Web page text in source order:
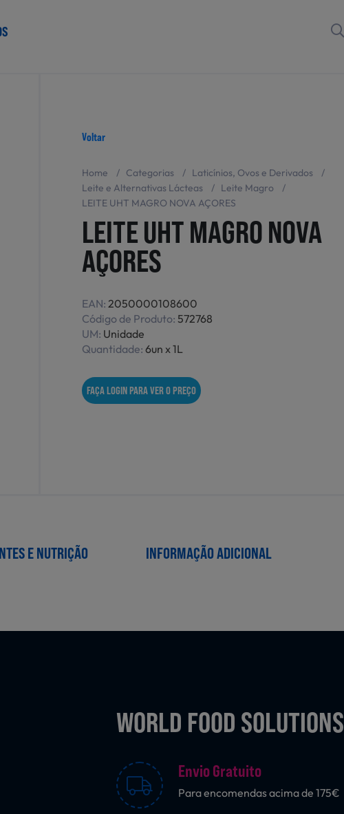
Voltar
Home / Categorias / Laticínios, Ovos e Derivados
/
Leite e Alternativas Lácteas
/ Leite Magro
/
LEITE UHT MAGRO NOVA AÇORES
LEITE UHT MAGRO NOVA
AÇORES
EAN: 2050000108600
Código de Produto: 572768
UM: Unidade
Quantidade: 6un x 1L
FAÇA LOGIN PARA VER O PREÇO
E NUTRIÇÃO INFORMAÇÃO ADICIONAL
WORLD FOOD SOLUTIONS
Envio Gratuito
Para encomendas acima de 175€